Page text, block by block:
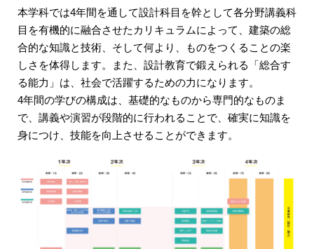
アクセス
本学科では4年間を通して設計科目を幹として各分野講義科
目を有機的に融合させたカリキュラムによって、建築の総
合的な知識と技術、そして何より、ものをつくることの楽
しさを体得します。また、設計教育で鍛えられる「総合す
る能力」は、社会で活躍するための力になります。
4年間の学びの構成は、基礎的なものから専門的なものま
で、講義や演習が段階的に行われることで、確実に知識を
身につけ、技能を向上させることができます。